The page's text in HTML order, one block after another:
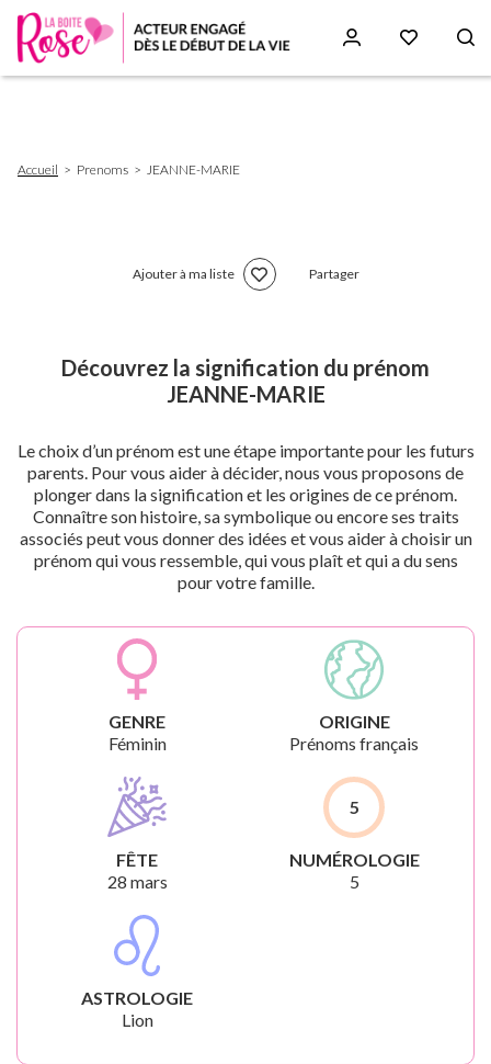
d'Ariane
Accueil Prenoms JEANNE-MARIE
Ajouter à ma liste Partager
Découvrez la signification du prénom
JEANNE-MARIE
Le choix d’un prénom est une étape importante pour les futurs
parents. Pour vous aider à décider, nous vous proposons de
plonger dans la signification et les origines de ce prénom.
Connaître son histoire, sa symbolique ou encore ses traits
associés peut vous donner des idées et vous aider à choisir un
prénom qui vous ressemble, qui vous plaît et qui a du sens
pour votre famille.
GENRE
Féminin
ORIGINE
Prénoms français
FÊTE
28 mars
5
NUMÉROLOGIE
5
ASTROLOGIE
Lion